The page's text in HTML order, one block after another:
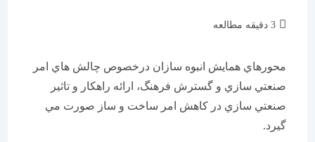
محورهاي همايش انبوه سازان درخصوص چالش هاي امر
صنعتي سازي و گسترش فرهنگ، ارائه راهکار و تاثير
صنعتي سازي در کاهش امر ساخت و ساز صورت مي